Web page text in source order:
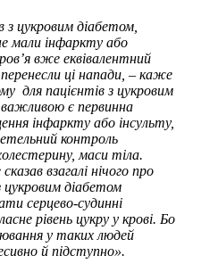
цукровим діабетом,
мали інфаркту або
вже еквівалентний
ці напади, – каже
для пацієнтів з цукровим
є первинна
інфаркту або інсульту,
контроль
маси тіла.
взагалі нічого про
цукровим діабетом
серцево-судинні
рівень цукру у крові. Бо
у таких людей
й підступно».